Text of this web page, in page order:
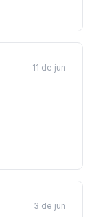
11 de jun
3 de jun